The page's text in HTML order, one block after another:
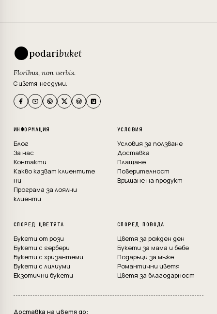
podaribuket
Floribus, non verbis.
С цветя, не с думи.
ИНФОРМАЦИЯ
Блог
За нас
Контакти
Какво казват клиентите
ни
Програма за лоялни
клиенти
УСЛОВИЯ
Условия за ползване
Доставка
Плащане
Поверителност
Връщане на продукт
СПОРЕД ЦВЕТЯТА
Букети от рози
Букети с гербери
Букети с хризантеми
Букети с лилиуми
Екзотични букети
СПОРЕД ПОВОДА
Цветя за рожден ден
Букети за мама и бебе
Подаръци за мъже
Романтични цветя
Цветя за благодарност
Доставка на цветя до: